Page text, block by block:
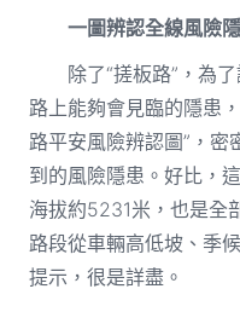
一圖辨認全線風險
除了“搓板路”，為
路上能夠會見臨的隱患
路平安風險辨認圖”，密
到的風險隱患。好比，
海拔約5231米，也是全
路段從車輛高低坡、季
提示，很是詳盡。